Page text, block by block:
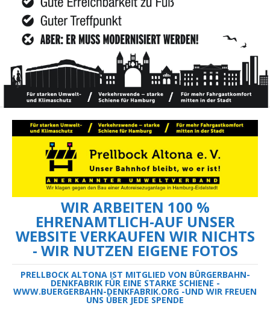
WIR ARBEITEN 100 %
EHRENAMTLICH-AUF UNSER
WEBSITE VERKAUFEN WIR NICHTS
- WIR NUTZEN EIGENE FOTOS
PRELLBOCK ALTONA IST MITGLIED VON BÜRGERBAHN-
DENKFABRIK FÜR EINE STARKE SCHIENE -
WWW.BUERGERBAHN-DENKFABRIK.ORG -UND WIR FREUEN
UNS ÜBER JEDE SPENDE